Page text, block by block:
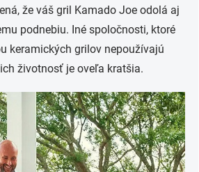
že váš gril Kamado Joe odolá aj
podnebiu. Iné spoločnosti, ktoré
keramických grilov nepoužívajú
životnosť je oveľa kratšia.